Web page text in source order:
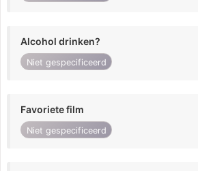
Alcohol drinken?
Niet gespecificeerd
Favoriete film
Niet gespecificeerd